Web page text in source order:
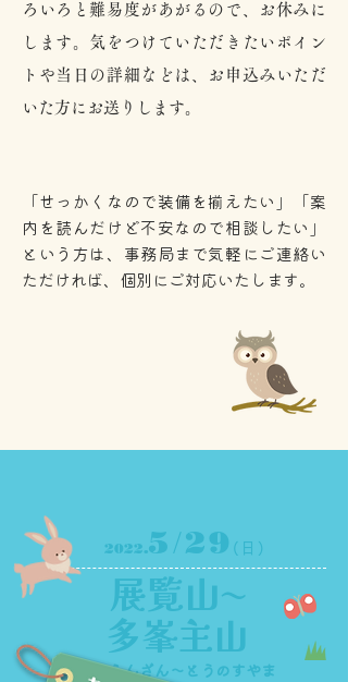
「せっかくなので装備を揃えたい」「案
内を読んだけど不安なので相談したい」
という方は、事務局まで気軽にご連絡い
ただければ、個別にご対応いたします。
ろいろと難易度があがるので、お休みに
します。気をつけていただきたいポイン
トや当日の詳細などは、お申込みいただ
いた方にお送りします。
2022.5/29 (日)
展覧山〜
多峯主山
てんらんざん〜とうのすやま